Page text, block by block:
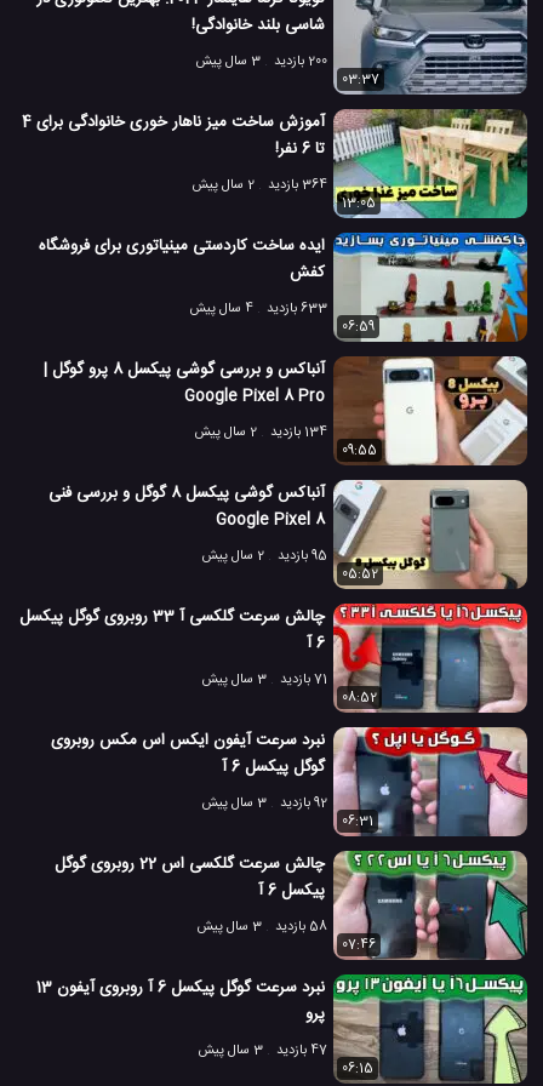
شاسی بلند خانوادگی!
200 بازدید
3 سال پیش
03:37
آموزش ساخت میز ناهار خوری خانوادگی برای 4
تا 6 نفر!
364 بازدید
2 سال پیش
13:05
ایده ساخت کاردستی مینیاتوری برای فروشگاه
کفش
633 بازدید
4 سال پیش
06:59
آنباکس و بررسی گوشی پیکسل 8 پرو گوگل |
Google Pixel 8 Pro
134 بازدید
2 سال پیش
09:55
آنباکس گوشی پیکسل 8 گوگل و بررسی فنی
Google Pixel 8
95 بازدید
2 سال پیش
05:52
چالش سرعت گلکسی آ 33 روبروی گوگل پیکسل
6 آ
71 بازدید
3 سال پیش
08:52
نبرد سرعت آیفون ایکس اس مکس روبروی
گوگل پیکسل 6 آ
92 بازدید
3 سال پیش
06:31
چالش سرعت گلکسی اس 22 روبروی گوگل
پیکسل 6 آ
58 بازدید
3 سال پیش
07:46
نبرد سرعت گوگل پیکسل 6 آ روبروی آیفون 13
پرو
47 بازدید
3 سال پیش
06:15